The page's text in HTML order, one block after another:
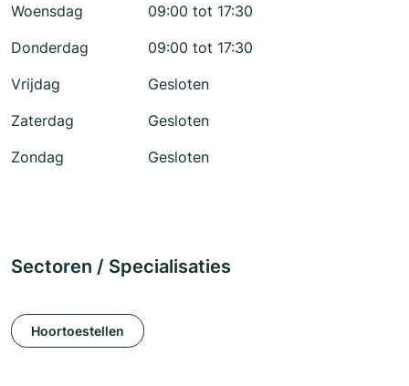
Woensdag
09:00 tot 17:30
Donderdag
09:00 tot 17:30
Vrijdag
Gesloten
Zaterdag
Gesloten
Zondag
Gesloten
Sectoren / Specialisaties
Hoortoestellen